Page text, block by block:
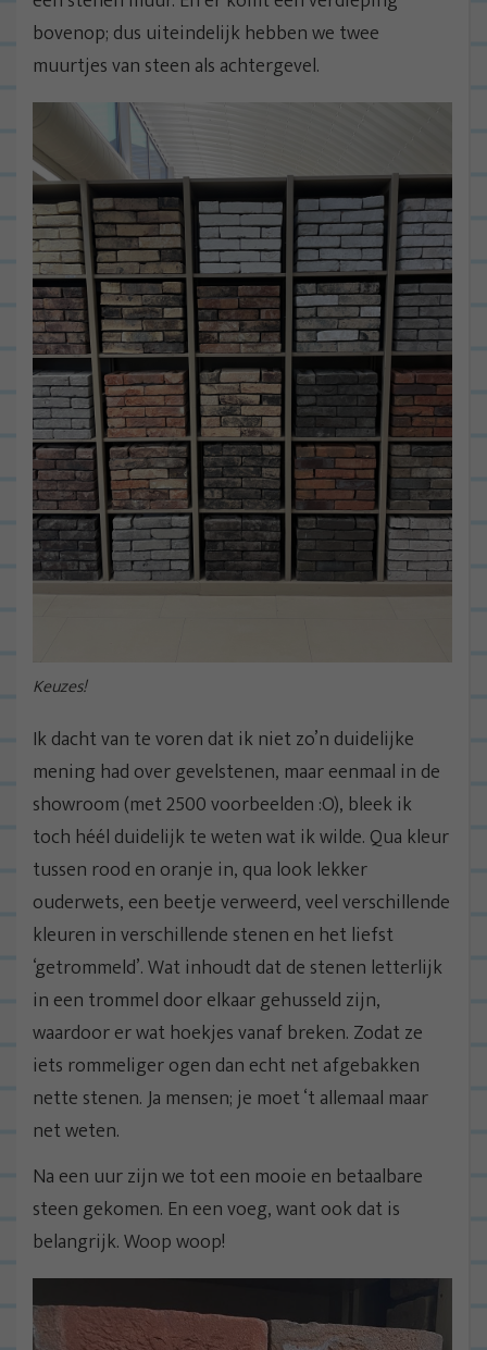
bovenop; dus uiteindelijk hebben we twee
muurtjes van steen als achtergevel.
Keuzes!
Ik dacht van te voren dat ik niet zo’n duidelijke
mening had over gevelstenen, maar eenmaal in de
showroom (met 2500 voorbeelden :O), bleek ik
toch héél duidelijk te weten wat ik wilde. Qua kleur
tussen rood en oranje in, qua look lekker
ouderwets, een beetje verweerd, veel verschillende
kleuren in verschillende stenen en het liefst
‘getrommeld’. Wat inhoudt dat de stenen letterlijk
in een trommel door elkaar gehusseld zijn,
waardoor er wat hoekjes vanaf breken. Zodat ze
iets rommeliger ogen dan echt net afgebakken
nette stenen. Ja mensen; je moet ‘t allemaal maar
net weten.
Na een uur zijn we tot een mooie en betaalbare
steen gekomen. En een voeg, want ook dat is
belangrijk. Woop woop!